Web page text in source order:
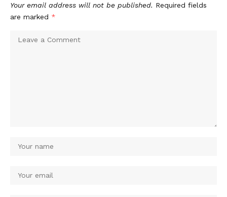
Your email address will not be published. Required fields
are marked *